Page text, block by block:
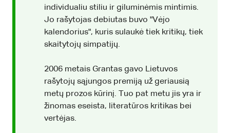
individualiu stiliu ir giluminėmis mintimis.
Jo rašytojas debiutas buvo "Vėjo
kalendorius", kuris sulaukė tiek kritikų, tiek
skaitytojų simpatijų.
2006 metais Grantas gavo Lietuvos
rašytojų sąjungos premiją už geriausią
metų prozos kūrinį. Tuo pat metu jis yra ir
žinomas eseista, literatūros kritikas bei
vertėjas.